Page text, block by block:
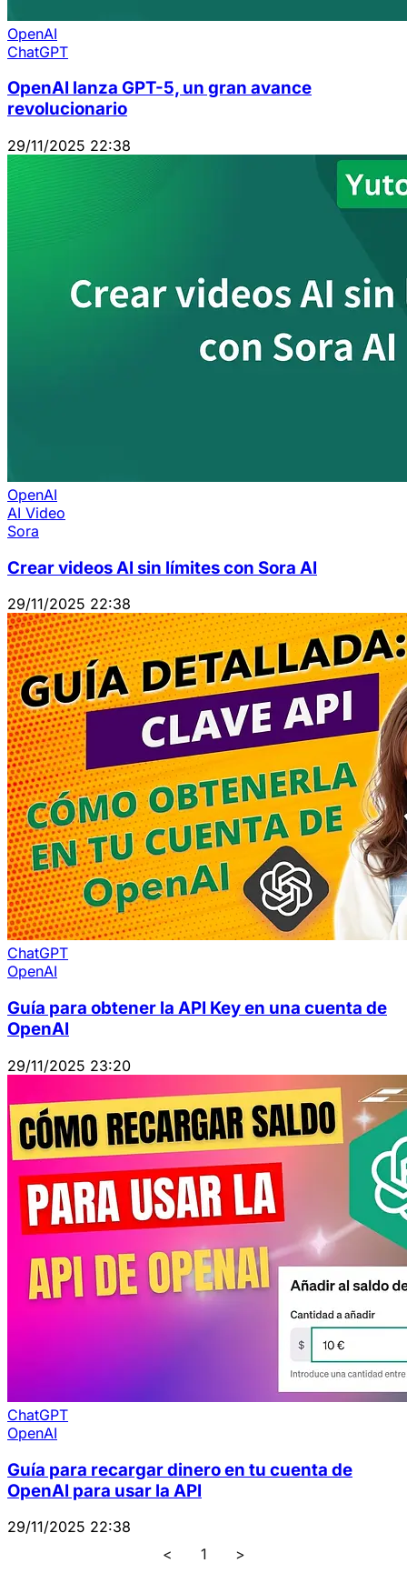
OpenAI
ChatGPT
OpenAI lanza GPT-5, un gran avance
revolucionario
29/11/2025 22:38
OpenAI
AI Video
Sora
Crear videos AI sin límites con Sora AI
29/11/2025 22:38
ChatGPT
OpenAI
Guía para obtener la API Key en una cuenta de
OpenAI
29/11/2025 23:20
ChatGPT
OpenAI
Guía para recargar dinero en tu cuenta de
OpenAI para usar la API
29/11/2025 22:38
<
1 >